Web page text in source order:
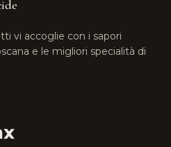
vi accoglie con i sapori
e le migliori specialità di